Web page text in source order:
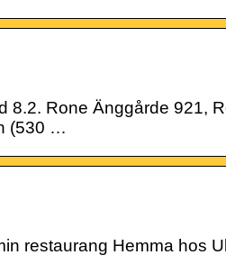
8.2. Rone Änggårde 921,
(530 …
restaurang Hemma hos